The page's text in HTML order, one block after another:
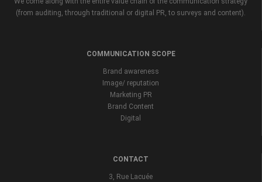
(from auditing, through traditional or digital PR, to surveys and content).
COMMUNICATION SCOPE
Brand awareness
Image/ reputation
Marketing PR
Brand Content
Digital
CONTACT
3, Rue Lacuée